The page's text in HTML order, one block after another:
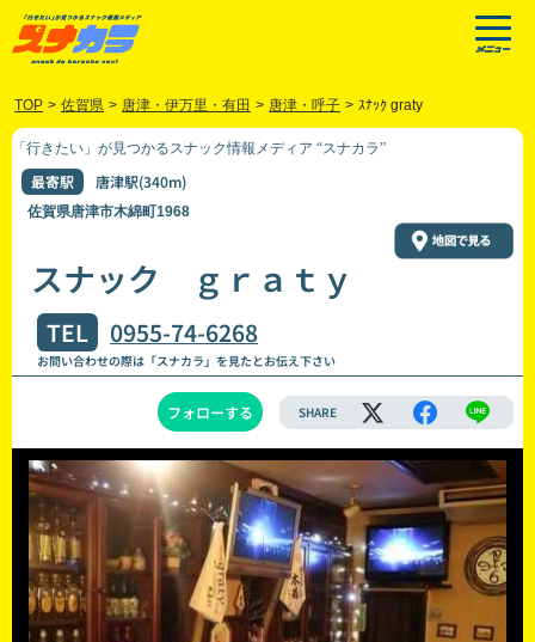
TOP > 佐賀県 > 唐津・伊万里・有田 > 唐津・呼子 > ｽﾅｯｸ graty
「行きたい」が見つかるスナック情報メディア “スナカラ”
最寄駅 唐津駅(340m)
佐賀県唐津市木綿町1968
スナック ｇｒａｔｙ
TEL 0955-74-6268
お問い合わせの際は「スナカラ」を見たとお伝え下さい
フォローする SHARE